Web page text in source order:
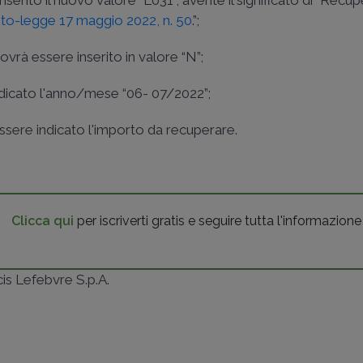
legge 17 maggio 2022, n. 50.”;
essere inserito in valore “N”;
l'anno/mese “06- 07/2022”;
indicato l'importo da recuperare.
Clicca qui per iscriverti gratis e seguire tutta
Lefebvre S.p.A.